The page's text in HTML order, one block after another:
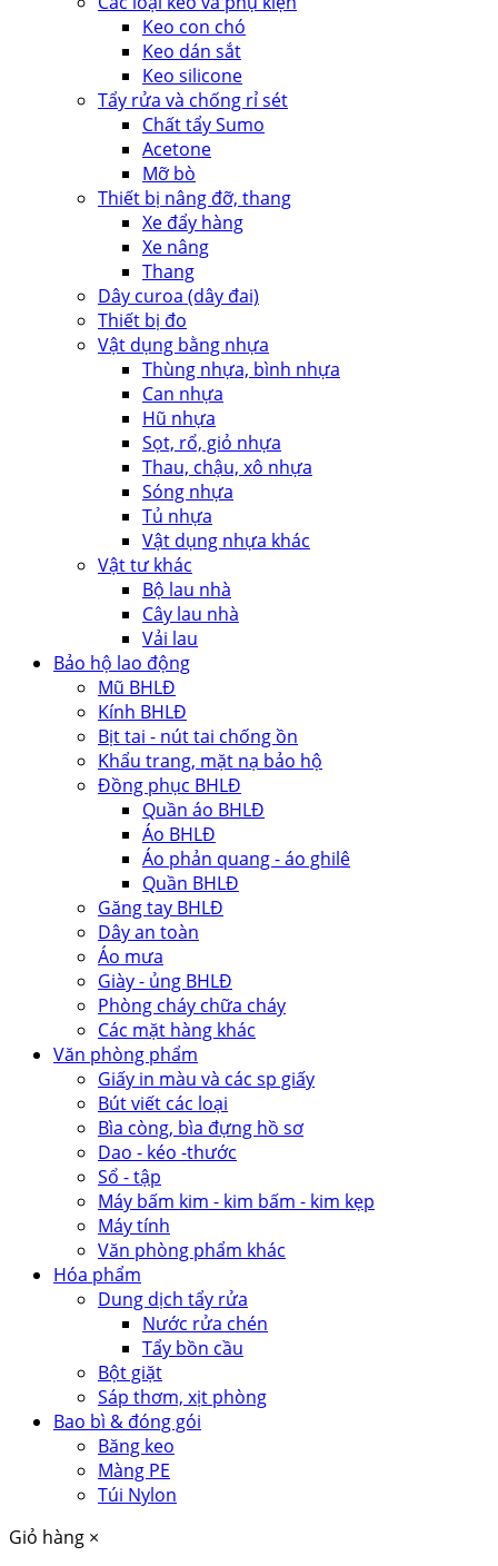
Keo con chó
Keo dán sắt
Keo silicone
Tẩy rửa và chống rỉ sét
Chất tẩy Sumo
Acetone
Mỡ bò
Thiết bị nâng đỡ, thang
Xe đẩy hàng
Xe nâng
Thang
Dây curoa (dây đai)
Thiết bị đo
Vật dụng bằng nhựa
Thùng nhựa, bình nhựa
Can nhựa
Hũ nhựa
Sọt, rổ, giỏ nhựa
Thau, chậu, xô nhựa
Sóng nhựa
Tủ nhựa
Vật dụng nhựa khác
Vật tư khác
Bộ lau nhà
Cây lau nhà
Vải lau
Bảo hộ lao động
Mũ BHLĐ
Kính BHLĐ
Bịt tai - nút tai chống ồn
Khẩu trang, mặt nạ bảo hộ
Đồng phục BHLĐ
Quần áo BHLĐ
Áo BHLĐ
Áo phản quang - áo ghilê
Quần BHLĐ
Găng tay BHLĐ
Dây an toàn
Áo mưa
Giày - ủng BHLĐ
Phòng cháy chữa cháy
Các mặt hàng khác
Văn phòng phẩm
Giấy in màu và các sp giấy
Bút viết các loại
Bìa còng, bìa đựng hồ sơ
Dao - kéo -thước
Sổ - tập
Máy bấm kim - kim bấm - kim kẹp
Máy tính
Văn phòng phẩm khác
Hóa phẩm
Dung dịch tẩy rửa
Nước rửa chén
Tẩy bồn cầu
Bột giặt
Sáp thơm, xịt phòng
Bao bì & đóng gói
Băng keo
Màng PE
Túi Nylon
Giỏ hàng ×